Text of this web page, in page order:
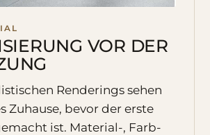
VOR DER
Renderings sehen
Zuhause, bevor der erste
ist. Material-, Farb-